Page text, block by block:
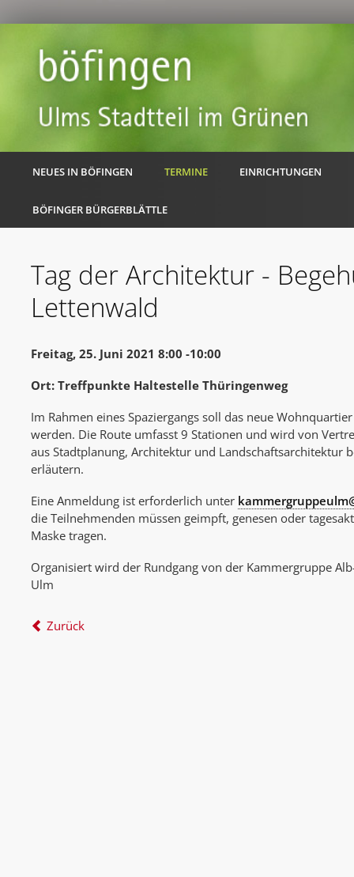
NEUES IN BÖFINGEN TERMINE EINRICHTUNGEN
BÖFINGER BÜRGERBLÄTTLE
Tag der Architektur -
Lettenwald
Freitag, 25. Juni 2021 8:00 -10:00
Ort: Treffpunkte Haltestelle Thüringenweg
Im Rahmen eines Spaziergangs soll das neue
werden. Die Route umfasst 9 Stationen und wird von
aus Stadtplanung, Architektur und Landschaftsarchitektur
erläutern.
Eine Anmeldung ist erforderlich unter
die Teilnehmenden müssen geimpft, genesen oder
Maske tragen.
Organisiert wird der Rundgang von der Kammergruppe
Ulm
Zurück